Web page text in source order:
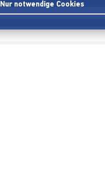
Nur notwendige Cookies